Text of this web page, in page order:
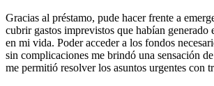
Gracias al préstamo, pude hacer frente a
cubrir gastos imprevistos que habían generado
en mi vida. Poder acceder a los fondos
sin complicaciones me brindó una sensación
me permitió resolver los asuntos urgentes con